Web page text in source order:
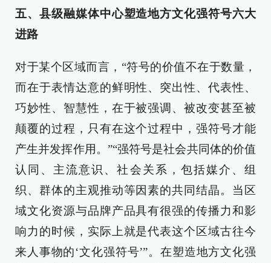
五、县级融媒体中心塑造地方文化强符号六大
进路
对于某个区域而言，“符号的价值不在于数量，
而在于表情达意的鲜明性、突出性、代表性、
巧妙性、智慧性，在于被强调、被改变甚至被
颠覆的过程，只有在这个过程中，强符号才能
产生并发挥作用。”“强符号是社会共同体的价值
认同、主流意识、社会关系，包括媒介、组
织、群体的主观推动等因素的共同结晶。当区
域文化资源与品牌产品具有很强的传播力和影
响力的时候，实际上就是代表这个区域古往今
来人事物的‘文化强符号’”。在塑造地方文化强